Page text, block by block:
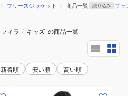
フリースジャケット 商品一覧 絞り込み ブラ
フィラ / キッズ の商品一覧
新着順 安い順 高い順